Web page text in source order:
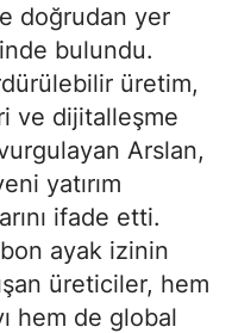
doğrudan yer
bulundu.
üretim,
ve dijitalleşme
Arslan,
yatırım
ifade etti.
ayak izinin
üreticiler, hem
hem de global